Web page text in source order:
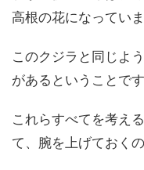
高根の花になっていま
このクジラと同じよ
があるということです
これらすべてを考え
て、腕を上げておく